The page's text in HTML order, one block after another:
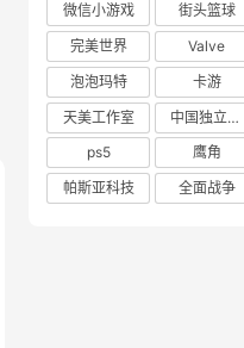
微信小游戏
街头篮球
完美世界
Valve
泡泡玛特
卡游
天美工作室
中国独立游戏联盟
ps5
鹰角
帕斯亚科技
全面战争